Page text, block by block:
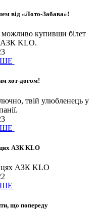
від «Лото-Забава»!
можливо купивши білет
АЗК KLO.
хот-догом!
твій улюбленець у
АЗК KLO
АЗК KLO
що попереду